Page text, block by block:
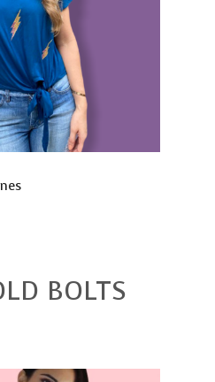
BOLTS